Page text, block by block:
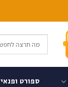
ספורט ופנאי